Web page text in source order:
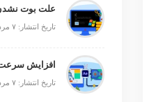
تاریخ انتشار: ۷ مرداد ۱۴۰۵
تاریخ انتشار: ۷ مرداد ۱۴۰۵